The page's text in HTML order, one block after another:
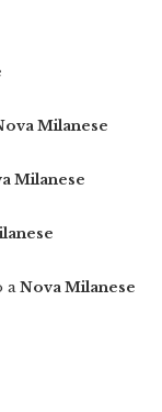
Milanese
Milanese
a Nova Milanese